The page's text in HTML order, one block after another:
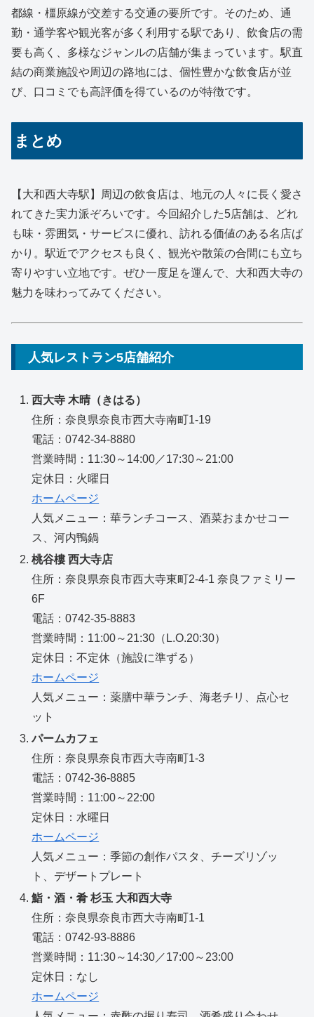
都線・橿原線が交差する交通の要所です。そのため、通
勤・通学客や観光客が多く利用する駅であり、飲食店の需
要も高く、多様なジャンルの店舗が集まっています。駅直
結の商業施設や周辺の路地には、個性豊かな飲食店が並
び、口コミでも高評価を得ているのが特徴です。
まとめ
【大和西大寺駅】周辺の飲食店は、地元の人々に長く愛さ
れてきた実力派ぞろいです。今回紹介した5店舗は、どれ
も味・雰囲気・サービスに優れ、訪れる価値のある名店ば
かり。駅近でアクセスも良く、観光や散策の合間にも立ち
寄りやすい立地です。ぜひ一度足を運んで、大和西大寺の
魅力を味わってみてください。
人気レストラン5店舗紹介
西大寺 木晴（きはる）
住所：奈良県奈良市西大寺南町1-19
電話：0742-34-8880
営業時間：11:30～14:00／17:30～21:00
定休日：火曜日
ホームページ
人気メニュー：華ランチコース、酒菜おまかせコー
ス、河内鴨鍋
桃谷樓 西大寺店
住所：奈良県奈良市西大寺東町2-4-1 奈良ファミリー
6F
電話：0742-35-8883
営業時間：11:00～21:30（L.O.20:30）
定休日：不定休（施設に準ずる）
ホームページ
人気メニュー：薬膳中華ランチ、海老チリ、点心セ
ット
パームカフェ
住所：奈良県奈良市西大寺南町1-3
電話：0742-36-8885
営業時間：11:00～22:00
定休日：水曜日
ホームページ
人気メニュー：季節の創作パスタ、チーズリゾッ
ト、デザートプレート
鮨・酒・肴 杉玉 大和西大寺
住所：奈良県奈良市西大寺南町1-1
電話：0742-93-8886
営業時間：11:30～14:30／17:00～23:00
定休日：なし
ホームページ